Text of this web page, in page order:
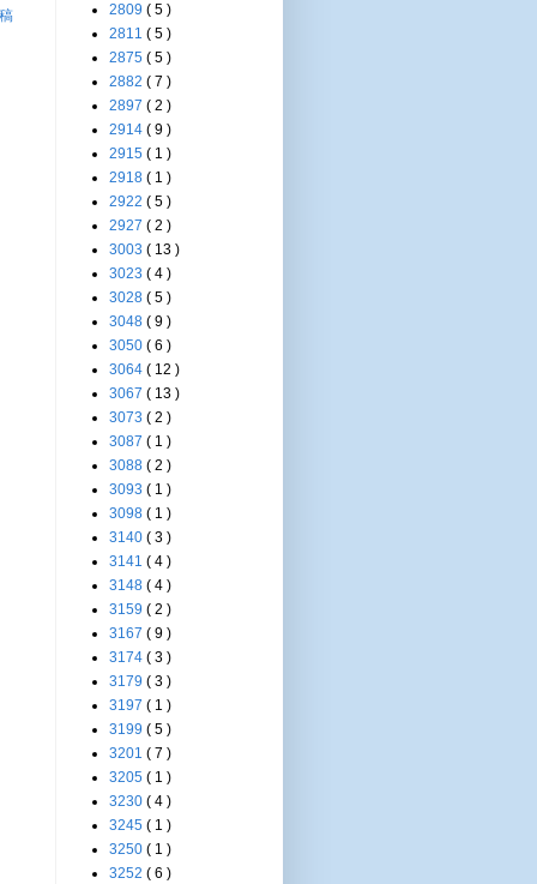
2809 ( 5 )
2811 ( 5 )
2875 ( 5 )
2882 ( 7 )
2897 ( 2 )
2914 ( 9 )
2915 ( 1 )
2918 ( 1 )
2922 ( 5 )
2927 ( 2 )
3003 ( 13 )
3023 ( 4 )
3028 ( 5 )
3048 ( 9 )
3050 ( 6 )
3064 ( 12 )
3067 ( 13 )
3073 ( 2 )
3087 ( 1 )
3088 ( 2 )
3093 ( 1 )
3098 ( 1 )
3140 ( 3 )
3141 ( 4 )
3148 ( 4 )
3159 ( 2 )
3167 ( 9 )
3174 ( 3 )
3179 ( 3 )
3197 ( 1 )
3199 ( 5 )
3201 ( 7 )
3205 ( 1 )
3230 ( 4 )
3245 ( 1 )
3250 ( 1 )
3252 ( 6 )